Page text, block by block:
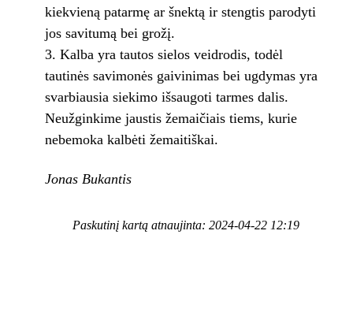
kiekvieną patarmę ar šnektą ir stengtis parodyti
jos savitumą bei grožį.
Kalba yra tautos sielos veidrodis, todėl
tautinės savimonės gaivinimas bei ugdymas yra
svarbiausia siekimo išsaugoti tarmes dalis.
Neužginkime jaustis žemaičiais tiems, kurie
nebemoka kalbėti žemaitiškai.
Jonas Bukantis
Paskutinį kartą atnaujinta: 2024-04-22 12:19